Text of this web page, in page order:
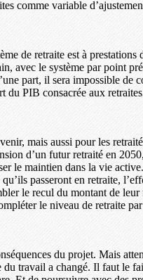
comme variable
de retraite est à prestations
avec le système par point
part, il sera impossible de
du PIB consacrée aux
mais aussi pour les
d’un futur retraité en
le maintien dans la vie
passeront en retraite,
le recul du montant de leur
le niveau de retraite
du projet. Mais
du travail a changé. Il faut le